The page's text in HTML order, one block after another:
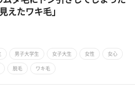
えたワキ毛」
男子大学生 女子大生 女性 女心
脱毛 ワキ毛